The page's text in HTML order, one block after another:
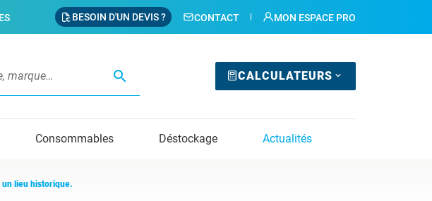
BESOIN D'UN DEVIS ? CONTACT MON ESPACE PRO
search CALCULATEURS
Consommables Déstockage Actualités
un lieu historique.